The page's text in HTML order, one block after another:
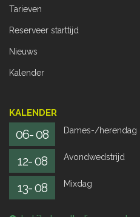
Tarieven
Reserveer starttijd
Nieuws
Kalender
KALENDER
06- 08 Dames-/herendag
12- 08 Avondwedstrijd
13- 08 Mixdag